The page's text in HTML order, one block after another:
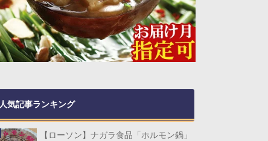
人気記事ランキング
【ローソン】ナガラ食品「ホルモン鍋」